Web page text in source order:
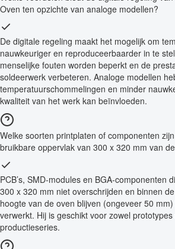
Oven ten opzichte van analoge modellen?
De digitale regeling maakt het mogelijk om
nauwkeuriger en reproduceerbaarder in te
menselijke fouten worden beperkt en de
soldeerwerk verbeteren. Analoge modellen
temperatuurschommelingen en minder
kwaliteit van het werk kan beïnvloeden.
Welke soorten printplaten of componenten
bruikbare oppervlak van 300 x 320 mm van
PCB’s, SMD-modules en BGA-componenten
300 x 320 mm niet overschrijden en binnen
hoogte van de oven blijven (ongeveer 50
verwerkt. Hij is geschikt voor zowel
productieseries.